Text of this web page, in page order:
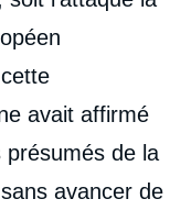
avait affirmé
présumés de la
avancer de